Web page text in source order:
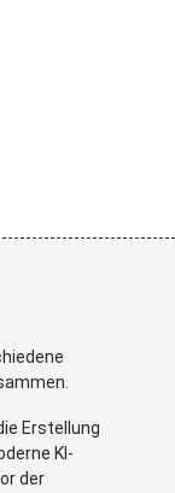
Erstellung
KI-
der